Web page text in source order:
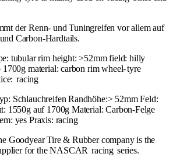
der Renn- und Tuningreifen vor allem auf
Carbon-Hardtails.
tubular rim height: >52mm field: hilly
material: carbon rim wheel-tyre
racing
Schlauchreifen Randhöhe:> 52mm Feld:
1550g auf 1700g Material: Carbon-Felge
yes Praxis: racing
Goodyear Tire & Rubber company is the
for the NASCAR racing series.